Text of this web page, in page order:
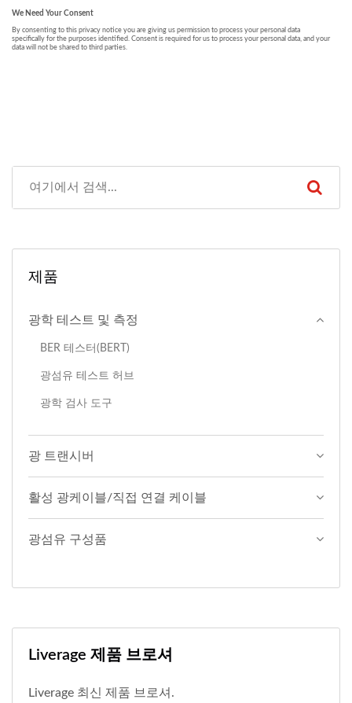
제품
광학 테스트 및 측정
BER 테스터(BERT)
광섬유 테스트 허브
광학 검사 도구
광 트랜시버
활성 광케이블/직접 연결 케이블
광섬유 구성품
Liverage 제품 브로셔
Liverage 최신 제품 브로셔.